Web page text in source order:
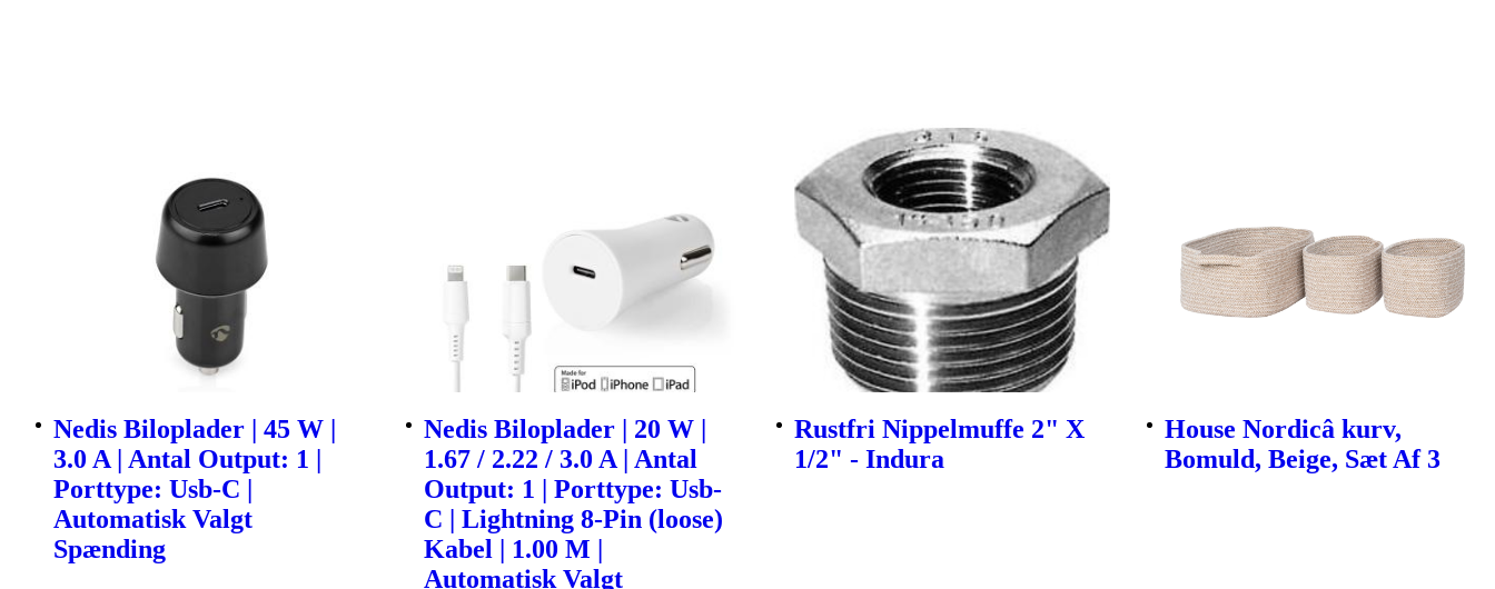
Nedis Biloplader | 45 W |
3.0 A | Antal Output: 1 |
Porttype: Usb-C |
Automatisk Valgt
Spænding
Nedis Biloplader | 20 W |
1.67 / 2.22 / 3.0 A | Antal
Output: 1 | Porttype: Usb-
C | Lightning 8-Pin (loose)
Kabel | 1.00 M |
Automatisk Valgt
Rustfri Nippelmuffe 2" X
1/2" - Indura
House Nordicâ kurv,
Bomuld, Beige, Sæt Af 3